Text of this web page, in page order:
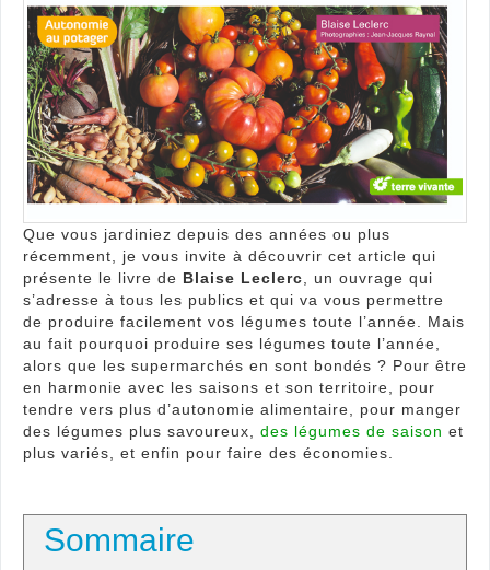
Que vous jardiniez depuis des années ou plus
récemment, je vous invite à découvrir cet article qui
présente le livre de Blaise Leclerc , un ouvrage qui
s’adresse à tous les publics et qui va vous permettre
de produire facilement vos légumes toute l’année. Mais
au fait pourquoi produire ses légumes toute l’année,
alors que les supermarchés en sont bondés ? Pour être
en harmonie avec les saisons et son territoire, pour
tendre vers plus d’autonomie alimentaire, pour manger
des légumes plus savoureux, des légumes de saison et
plus variés, et enfin pour faire des économies.
Sommaire